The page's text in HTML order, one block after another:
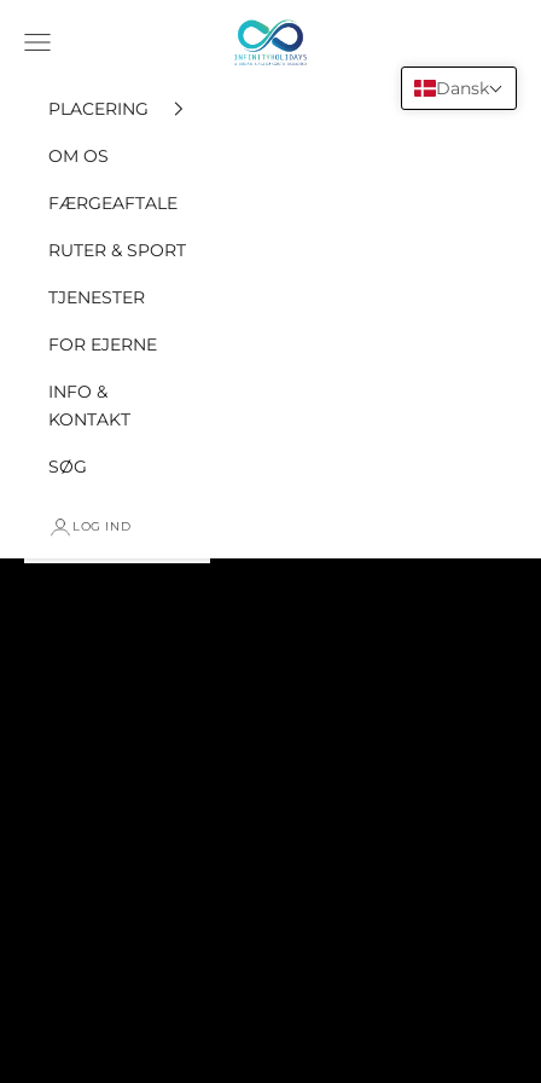
INFINITY HOLIDAYS SAS
Åbn navigationsmenuen
PLACERING
OM OS
FÆRGEAFTALE
RUTER & SPORT
TJENESTER
FOR EJERNE
INFO &
KONTAKT
SØG
LOG IND
Dansk